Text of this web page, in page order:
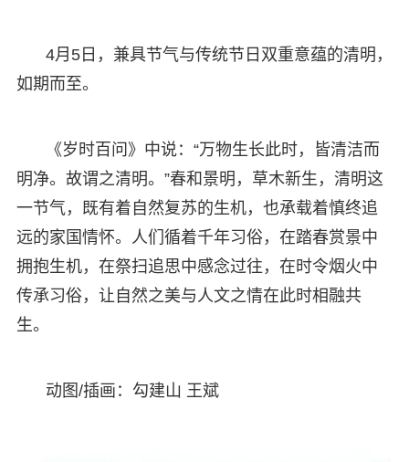
4月5日，兼具节气与传统节日双重意蕴的清明，
如期而至。
《岁时百问》中说：“万物生长此时，皆清洁而
明净。故谓之清明。”春和景明，草木新生，清明这
一节气，既有着自然复苏的生机，也承载着慎终追
远的家国情怀。人们循着千年习俗，在踏春赏景中
拥抱生机，在祭扫追思中感念过往，在时令烟火中
传承习俗，让自然之美与人文之情在此时相融共
生。
动图/插画：勾建山 王斌